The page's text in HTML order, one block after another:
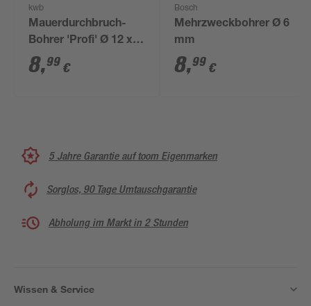
kwb
Mauerdurchbruch-
Bohrer 'Profi' Ø 12 x
200 mm
8,99 €
Bosch
Mehrzweckbohrer Ø 6
mm
8,99 €
5 Jahre Garantie auf toom Eigenmarken
Sorglos, 90 Tage Umtauschgarantie
Abholung im Markt in 2 Stunden
Wissen & Service